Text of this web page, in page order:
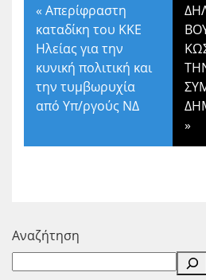
« Απερίφραστη
καταδίκη του ΚΚΕ
Ηλείας για την
κυνική πολιτική και
την τυμβωρυχία
από Υπ/ργούς ΝΔ
»
Αναζήτηση